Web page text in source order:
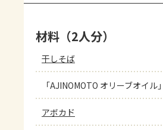
材料（2人分）
干しそば
「AJINOMOTO オリーブオイル」
アボカド